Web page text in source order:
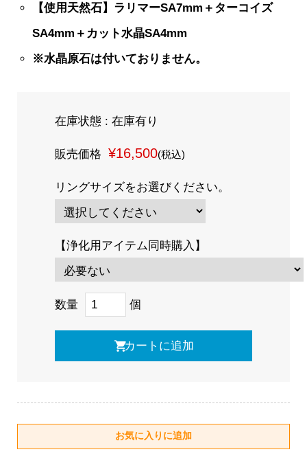
【使用天然石】ラリマーSA7mm＋ターコイズ
SA4mm＋カット水晶SA4mm
※水晶原石は付いておりません。
在庫状態 : 在庫有り
販売価格 ¥16,500(税込)
リングサイズをお選びください。
【浄化用アイテム同時購入】
数量 個